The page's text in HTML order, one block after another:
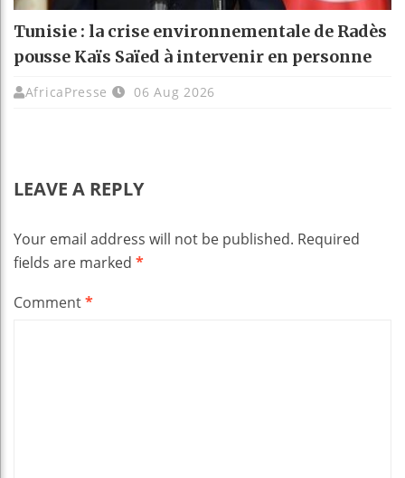
Tunisie : la crise environnementale de Radès
pousse Kaïs Saïed à intervenir en personne
AfricaPresse 06 Aug 2026
LEAVE A REPLY
Your email address will not be published. Required
fields are marked *
Comment*